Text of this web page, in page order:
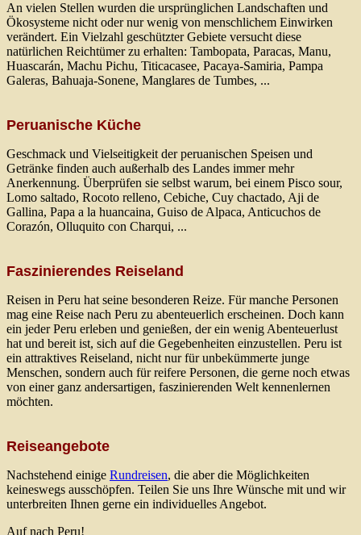
An vielen Stellen wurden die ursprünglichen Landschaften und
Ökosysteme nicht oder nur wenig von menschlichem Einwirken
verändert. Ein Vielzahl geschützter Gebiete versucht diese
natürlichen Reichtümer zu erhalten: Tambopata, Paracas, Manu,
Huascarán, Machu Pichu, Titicacasee, Pacaya-Samiria, Pampa
Galeras, Bahuaja-Sonene, Manglares de Tumbes, ...
Peruanische Küche
Geschmack und Vielseitigkeit der peruanischen Speisen und
Getränke finden auch außerhalb des Landes immer mehr
Anerkennung. Überprüfen sie selbst warum, bei einem Pisco sour,
Lomo saltado, Rocoto relleno, Cebiche, Cuy chactado, Aji de
Gallina, Papa a la huancaina, Guiso de Alpaca, Anticuchos de
Corazón, Olluquito con Charqui, ...
Faszinierendes Reiseland
Reisen in Peru hat seine besonderen Reize. Für manche Personen
mag eine Reise nach Peru zu abenteuerlich erscheinen. Doch kann
ein jeder Peru erleben und genießen, der ein wenig Abenteuerlust
hat und bereit ist, sich auf die Gegebenheiten einzustellen. Peru ist
ein attraktives Reiseland, nicht nur für unbekümmerte junge
Menschen, sondern auch für reifere Personen, die gerne noch etwas
von einer ganz andersartigen, faszinierenden Welt kennenlernen
möchten.
Reiseangebote
Nachstehend einige Rundreisen, die aber die Möglichkeiten
keineswegs ausschöpfen. Teilen Sie uns Ihre Wünsche mit und wir
unterbreiten Ihnen gerne ein individuelles Angebot.
Auf nach Peru!